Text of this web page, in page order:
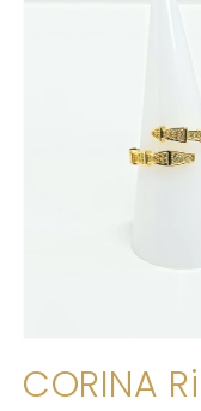
multimedia
1
CORINA